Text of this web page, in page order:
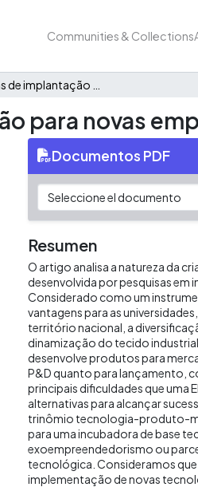
Communities & Collections
para novas
Documentos PDF
Resumen
O artigo analisa a natureza da
desenvolvida por pesquisas em
Considerado como um
vantagens para as
território nacional, a
dinamização do tecido
desenvolve produtos para
P&D quanto para lançamento,
principais dificuldades que uma
alternativas para alcançar
trinômio tecnologia-produto-
para uma incubadora de base
exoempreendedorismo ou
tecnológica. Consideramos
implementação de novas